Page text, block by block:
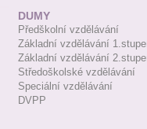
DUMY
Předškolní vzdělávání
Základní vzdělávání
Základní vzdělávání
Středoškolské vzdělávání
Speciální vzdělávání
DVPP